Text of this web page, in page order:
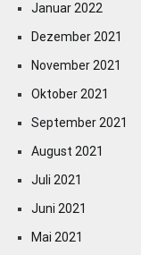
Januar 2022
Dezember 2021
November 2021
Oktober 2021
September 2021
August 2021
Juli 2021
Juni 2021
Mai 2021